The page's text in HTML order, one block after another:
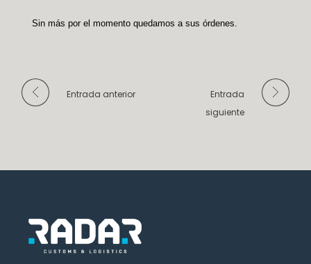
Sin más por el momento quedamos a sus órdenes.
Entrada anterior
Entrada
siguiente